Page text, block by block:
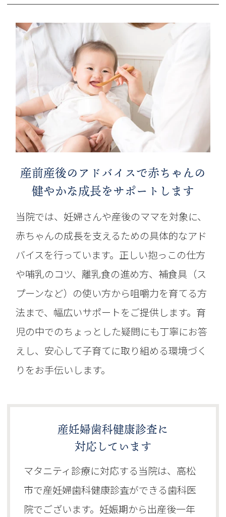
産前産後のアドバイスで赤ちゃんの
健やかな成長をサポートします
当院では、妊婦さんや産後のママを対象に、
赤ちゃんの成長を支えるための具体的なアド
バイスを行っています。正しい抱っこの仕方
や哺乳のコツ、離乳食の進め方、補食具（ス
プーンなど）の使い方から咀嚼力を育てる方
法まで、幅広いサポートをご提供します。育
児の中でのちょっとした疑問にも丁寧にお答
えし、安心して子育てに取り組める環境づく
りをお手伝いします。
産妊婦歯科健康診査に
対応しています
マタニティ診療に対応する当院は、高松
市で産妊婦歯科健康診査ができる歯科医
院でございます。妊娠期から出産後一年